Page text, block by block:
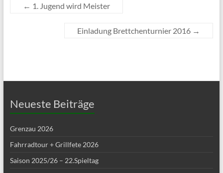
← 1. Jugend wird Meister
Einladung Brettchenturnier 2016 →
Neueste Beiträge
Grenzau 2026
Fahrradtour + Grillfete 2026
Saison 2025/26 – 22.Spieltag